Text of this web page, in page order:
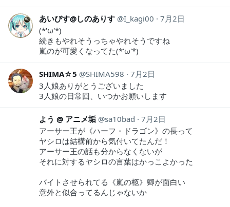
あいびす@しのありす I_kagi00
7月2日
(*'ω'*)
続きもやれそうっちゃやれそうですね
嵐のが可愛くなってた(*'ω'*)
SHIMA☆5 SHIMA598
7月2日
3人娘ありがとうございました
3人娘の日常回、いつかお願いします
よう @ アニメ垢 sa10bad
7月2日
アーサー王が《ハーフ・ドラゴン》の長って
ヤシロは結構前から気付いてたんだ！
アーサー王の話も分からなくないが
それに対するヤシロの言葉はかっこよかった
バイトさせられてる《嵐の柩》卿が面白い
意外と似合ってるんじゃないか